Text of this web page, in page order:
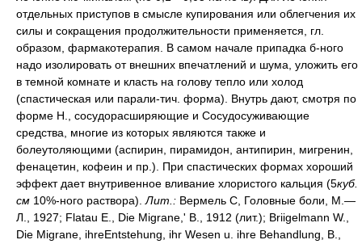
отдельных приступов в смысле купирования или облегчения их
силы и сокращения продолжительности применяется, гл.
образом, фармакотерапия. В самом начале припадка б-ного
надо изолировать от внешних впечатлений и шума, уложить его
в темной комнате и класть на голову тепло или холод
(спастическая или парали-тич. форма). Внутрь дают, смотря по
форме Н., сосудорасширяющие и Сосудосуживающие
средства, многие из которых являются также и
болеутоляющими (аспирин, пирамидон, антипирин, мигренин,
фенацетин, кофеин и пр.). При спастических формах хороший
эффект дает внутривенное вливание хлористого кальция (5куб.
см 10%-ного раствора). Лит.: Вермель С, Головные боли, М.—
Л., 1927; Flatau E., Die Migrane,' В., 1912 (лит.); Briigelmann W.,
Die Migrane, ihreEntstehung, ihr Wesen u. ihre Behandlung, В.,